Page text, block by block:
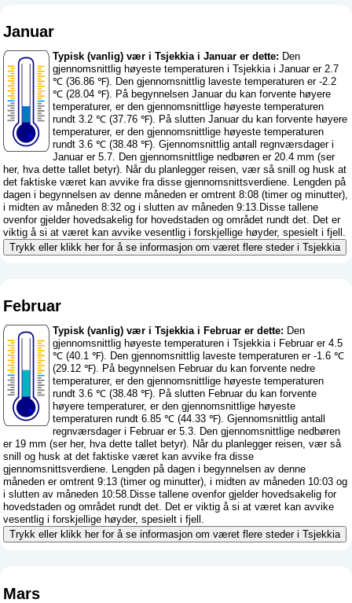
Januar
Typisk (vanlig) vær i Tsjekkia i Januar er dette: Den
gjennomsnittlig høyeste temperaturen i Tsjekkia i Januar er 2.7
℃ (36.86 ℉). Den gjennomsnittlig laveste temperaturen er -2.2
℃ (28.04 ℉). På begynnelsen Januar du kan forvente høyere
temperaturer, er den gjennomsnittlige høyeste temperaturen
rundt 3.2 ℃ (37.76 ℉). På slutten Januar du kan forvente høyere
temperaturer, er den gjennomsnittlige høyeste temperaturen
rundt 3.6 ℃ (38.48 ℉). Gjennomsnittlig antall regnværsdager i
Januar er 5.7. Den gjennomsnittlige nedbøren er 20.4 mm (ser
her, hva dette tallet betyr). Når du planlegger reisen, vær så snill og husk at
det faktiske været kan avvike fra disse gjennomsnittsverdiene. Lengden på
dagen i begynnelsen av denne måneden er omtrent 8:08 (timer og minutter),
i midten av måneden 8:32 og i slutten av måneden 9:13.Disse tallene
ovenfor gjelder hovedsakelig for hovedstaden og området rundt det. Det er
viktig å si at været kan avvike vesentlig i forskjellige høyder, spesielt i fjell.
Trykk eller klikk her for å se informasjon om været flere steder i Tsjekkia
Februar
Typisk (vanlig) vær i Tsjekkia i Februar er dette: Den
gjennomsnittlig høyeste temperaturen i Tsjekkia i Februar er 4.5
℃ (40.1 ℉). Den gjennomsnittlig laveste temperaturen er -1.6 ℃
(29.12 ℉). På begynnelsen Februar du kan forvente nedre
temperaturer, er den gjennomsnittlige høyeste temperaturen
rundt 3.6 ℃ (38.48 ℉). På slutten Februar du kan forvente
høyere temperaturer, er den gjennomsnittlige høyeste
temperaturen rundt 6.85 ℃ (44.33 ℉). Gjennomsnittlig antall
regnværsdager i Februar er 5.3. Den gjennomsnittlige nedbøren
er 19 mm (ser her, hva dette tallet betyr). Når du planlegger reisen, vær så
snill og husk at det faktiske været kan avvike fra disse
gjennomsnittsverdiene. Lengden på dagen i begynnelsen av denne
måneden er omtrent 9:13 (timer og minutter), i midten av måneden 10:03 og
i slutten av måneden 10:58.Disse tallene ovenfor gjelder hovedsakelig for
hovedstaden og området rundt det. Det er viktig å si at været kan avvike
vesentlig i forskjellige høyder, spesielt i fjell.
Trykk eller klikk her for å se informasjon om været flere steder i Tsjekkia
Mars